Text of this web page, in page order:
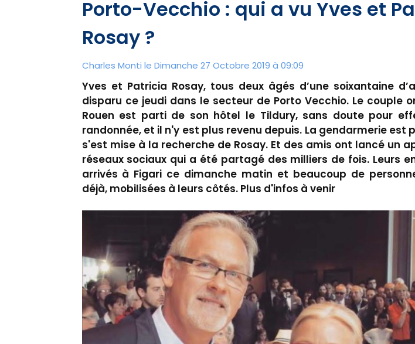
Porto-Vecchio : qui a vu Yves et
Rosay ?
Charles Monti le Dimanche 27 Octobre 2019 à 09:09
Yves et Patricia Rosay, tous deux âgés d’une soixantaine
disparu ce jeudi dans le secteur de Porto Vecchio. Le couple
Rouen est parti de son hôtel le Tildury, sans doute pour
randonnée, et il n'y est plus revenu depuis. La gendarmerie est
s'est mise à la recherche de Rosay. Et des amis ont lancé un
réseaux sociaux qui a été partagé des milliers de fois. Leurs
arrivés à Figari ce dimanche matin et beaucoup de
déjà, mobilisées à leurs côtés. Plus d'infos à venir